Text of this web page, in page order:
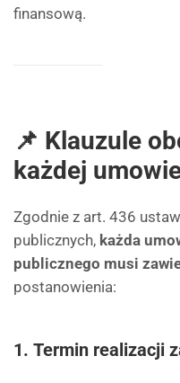
finansową.
📌 Klauzule
każdej
Zgodnie z art. 436
publicznych, każda
publicznego musi
postanowienia:
1. Termin realizacji